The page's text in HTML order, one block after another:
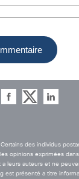
des individus
opinions exprimées
a leurs auteurs et ne
est présenté a titre